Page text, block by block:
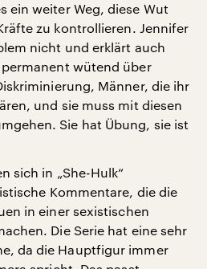
ein weiter Weg, diese Wut
zu kontrollieren. Jennifer
nicht und erklärt auch
wütend über
Männer, die ihr
und sie muss mit diesen
Sie hat Übung, sie ist
sich in „She-Hulk“
Kommentare, die die
in einer sexistischen
Die Serie hat eine sehr
da die Hauptfigur immer